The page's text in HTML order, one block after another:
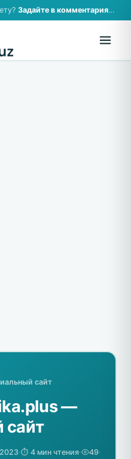
Задайте в комментариях — ответим!
сайт
—
сайт
·⏱️ 4 мин чтения· 49·